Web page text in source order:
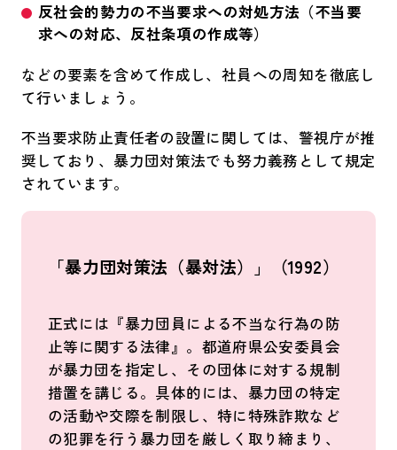
反社会的勢力の不当要求への対処方法（不当要
求への対応、反社条項の作成等）
などの要素を含めて作成し、社員への周知を徹底し
て行いましょう。
不当要求防止責任者の設置に関しては、警視庁が推
奨しており、暴力団対策法でも努力義務として規定
されています。
「暴力団対策法（暴対法）」（1992）
正式には『暴力団員による不当な行為の防
止等に関する法律』。都道府県公安委員会
が暴力団を指定し、その団体に対する規制
措置を講じる。具体的には、暴力団の特定
の活動や交際を制限し、特に特殊詐欺など
の犯罪を行う暴力団を厳しく取り締まり、